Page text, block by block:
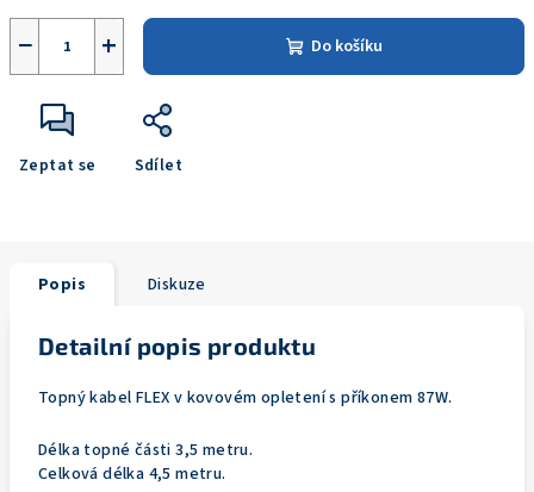
+
− Do košíku
Zeptat se Sdílet
Popis Diskuze
Detailní popis produktu
Topný kabel FLEX v kovovém opletení s příkonem 87W.
Délka topné části 3,5 metru.
Celková délka 4,5 metru.